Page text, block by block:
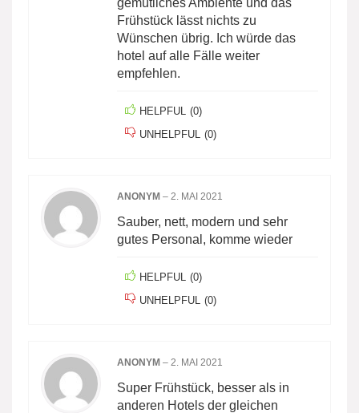
Frühstück lässt nichts zu
Wünschen übrig. Ich würde das
hotel auf alle Fälle weiter
empfehlen.
HELPFUL (0)
UNHELPFUL (0)
ANONYM – 2. MAI 2021
Sauber, nett, modern und sehr
gutes Personal, komme wieder
HELPFUL (0)
UNHELPFUL (0)
ANONYM – 2. MAI 2021
Super Frühstück, besser als in
anderen Hotels der gleichen